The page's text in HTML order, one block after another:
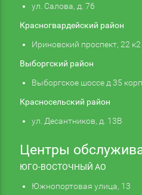
ул. Салова, д. 76
Красногвардейский район
Ириновский проспект, 22 к2
Выборгский район
Выборгское шоссе д 35
Красносельский район
ул. Десантников, д. 13В
Центры
ЮГО-ВОСТОЧНЫЙ АО
Южнопортовая улица, 13